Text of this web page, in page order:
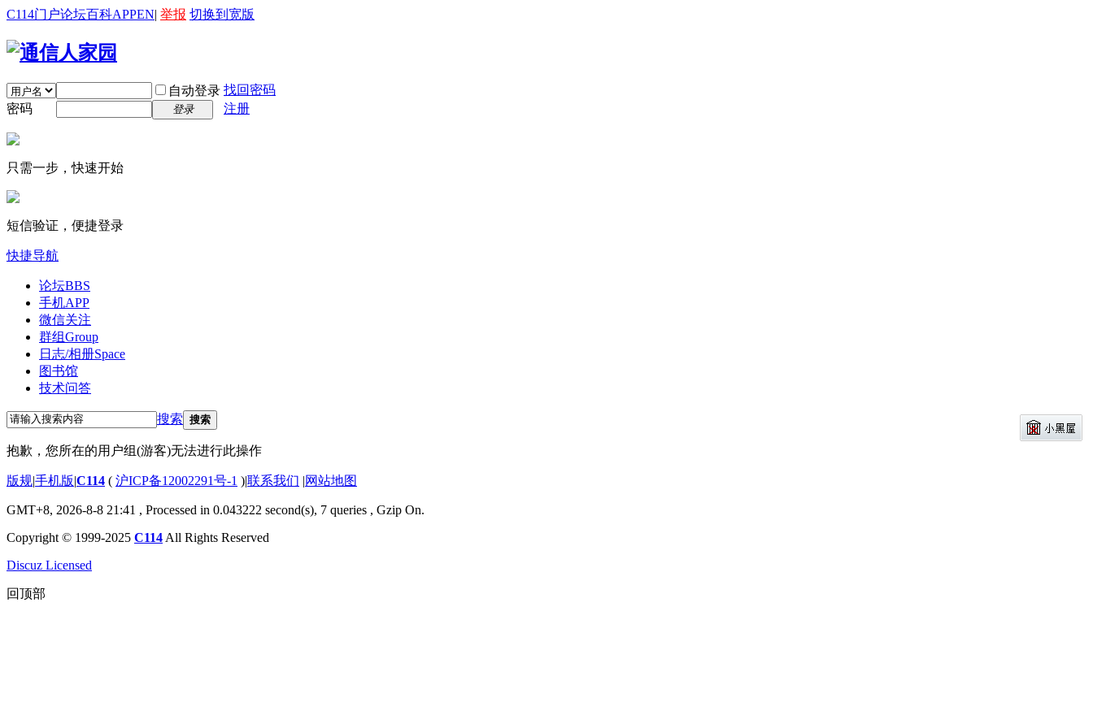
C114门户论坛百科APPEN| 举报 切换到宽版
自动登录 找回密码
密码
登录 注册
只需一步，快速开始
短信验证，便捷登录
快捷导航
论坛BBS
手机APP
微信关注
群组Group
日志/相册Space
图书馆
技术问答
搜索 搜索
抱歉，您所在的用户组(游客)无法进行此操作
版规|手机版|C114 ( 沪ICP备12002291号-1 )|联系我们 |网站地图
GMT+8, 2026-8-8 21:41 , Processed in 0.043222 second(s), 7 queries , Gzip On.
Copyright © 1999-2025 C114 All Rights Reserved
Discuz Licensed
回顶部